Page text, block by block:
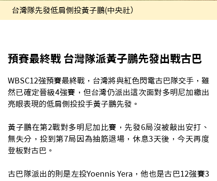
台灣隊先發低肩側投黃子鵬(中央社）
預賽最終戰 台灣隊派黃子鵬先發出戰古巴
WBSC12強預賽最終戰，台灣將與紅色閃電古巴隊交手，雖
然已確定晉級4強賽，但台灣仍派出這次面對多明尼加繳出
亮眼表現的低肩側投投手黃子鵬先發。
黃子鵬在第2戰對多明尼加比賽，先發6局沒被敲出安打、
無失分，投到第7局因為抽筋退場，休息3天後，今天再度
登板對古巴。
古巴隊派出的則是左投Yoennis Yera，他也是古巴12強賽3